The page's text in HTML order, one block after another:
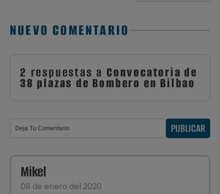
NUEVO COMENTARIO
2 respuestas a Convocatoria de
38 plazas de Bombero en Bilbao
PUBLICAR
Mikel
08 de enero del 2020